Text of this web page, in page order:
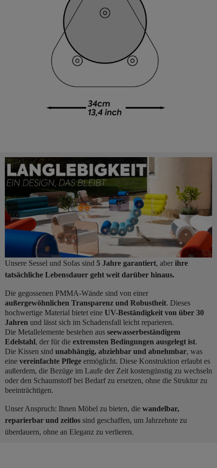
Unsere Sessel und Sofas sind 5 Jahre garantiert, aber ihre
tatsächliche Lebensdauer geht weit darüber hinaus.
Die gegossenen PMMA-Wände sind von einer
außergewöhnlichen Transparenz und Robustheit. Dieses
hochwertige Material bietet eine UV-Beständigkeit von über 30
Jahren und lässt sich im Schadensfall leicht reparieren.
Die Metallelemente bestehen aus seewasserbeständigem
Edelstahl, der für die extremsten Bedingungen ausgelegt ist.
Die Kissen sind unabhängig, abziehbar und abnehmbar, was
eine vereinfachte Pflege ermöglicht. Diese Konstruktion erlaubt es
außerdem, die Bezüge im Laufe der Zeit kostengünstig zu wechseln
oder den Schaumstoff bei Bedarf zu ersetzen, ohne die Struktur zu
beeinträchtigen.
Unser Anspruch: Ihnen Möbel zu bieten, die wandelbar,
reparierbar und zeitlos sind geschaffen, um Jahrzehnte zu
überdauern, ohne an Eleganz zu verlieren.